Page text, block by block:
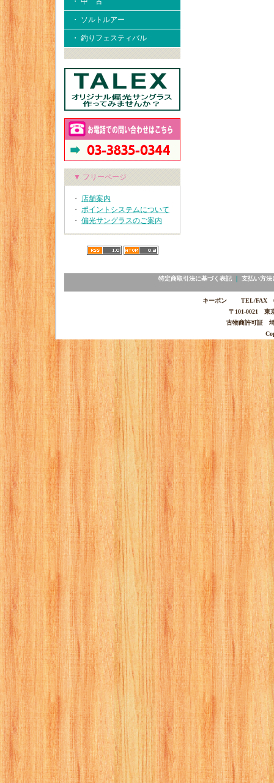
・ ソルトルアー
・ 釣りフェスティバル
▼ フリーページ
・ 店舗案内
・ ポイントシステムについて
・ 偏光サングラスのご案内
特定商取引法に基づく表記｜ 支払い方法
キーポン TEL/FAX
〒101-0021 東
古物商許可証